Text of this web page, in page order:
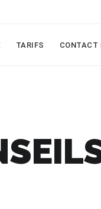
TARIFS CONTACT